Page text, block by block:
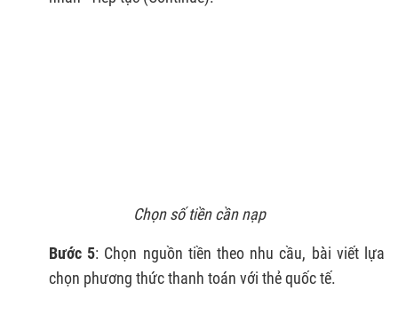
Chọn số tiền cần nạp
Bước 5: Chọn nguồn tiền theo nhu cầu, bài viết lựa
chọn phương thức thanh toán với thẻ quốc tế.